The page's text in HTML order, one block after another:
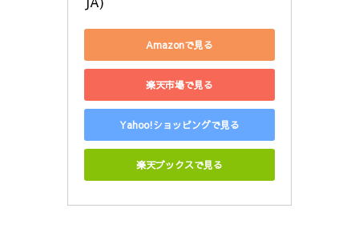
Amazonで見る
楽天市場で見る
Yahoo!ショッピングで見る
楽天ブックスで見る